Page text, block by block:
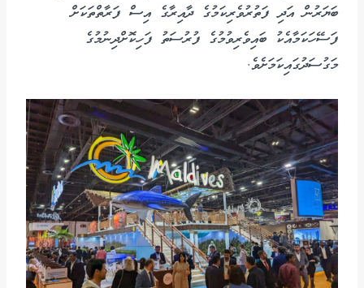
ބަޔަރުން އަދި ފަތުރުވެރިކަމުގެ ދާއިރާގެ އިސް ފަރާތްތަކަށް
ފަސޭހަކަމާއެކު ބައިވެރިވުމުގެ ފުރުސަތު ފަހިކޮށްދިނުމުގެ
މަގުސަދުގައިކަމަށެވެ.